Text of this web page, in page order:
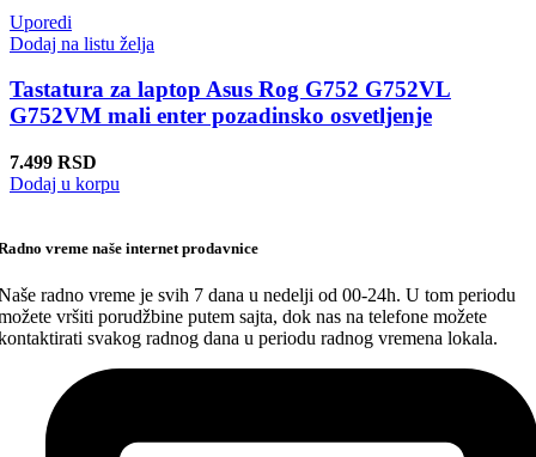
Uporedi
Dodaj na listu želja
Tastatura za laptop Asus Rog G752 G752VL
G752VM mali enter pozadinsko osvetljenje
7.499 RSD
Dodaj u korpu
vreme naše internet prodavnice
radno vreme je svih 7 dana u nedelji od 00-24h. U tom periodu
vršiti porudžbine putem sajta, dok nas na telefone možete
svakog radnog dana u periodu radnog vremena lokala.